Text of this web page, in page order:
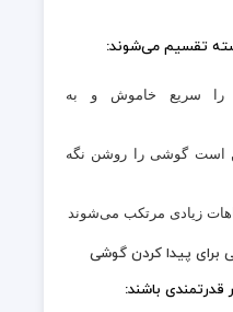
تقسیم می‌شوند:
سریع خاموش و به
است گوشی را روشن نگه
زیادی مرتکب می‌شوند
قدرتمندی باشند: